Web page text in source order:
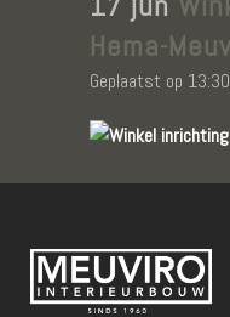
Hema-
Geplaatst op